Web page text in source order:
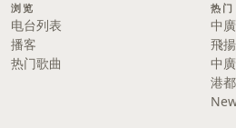
浏览
电台列表
播客
热门歌曲
热门
中
飛
中
港